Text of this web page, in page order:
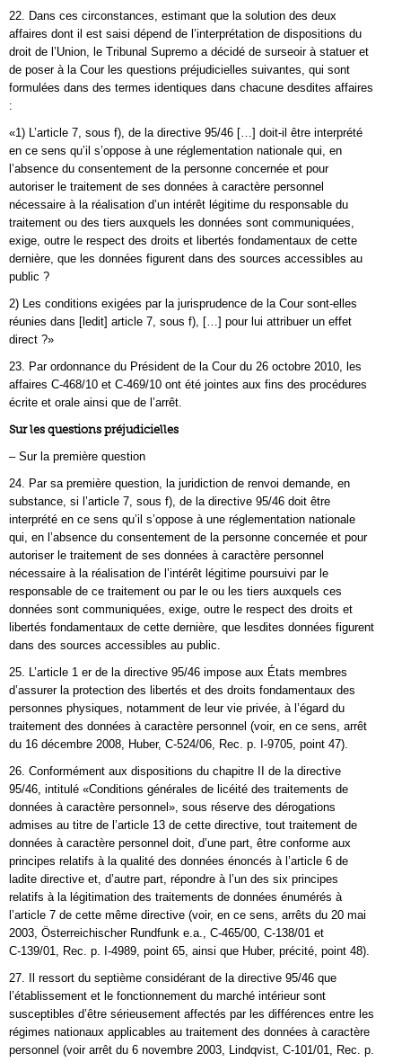
22. Dans ces circonstances, estimant que la solution des deux
affaires dont il est saisi dépend de l’interprétation de dispositions du
droit de l’Union, le Tribunal Supremo a décidé de surseoir à statuer et
de poser à la Cour les questions préjudicielles suivantes, qui sont
formulées dans des termes identiques dans chacune desdites affaires
:
«1) L’article 7, sous f), de la directive 95/46 […] doit-il être interprété
en ce sens qu’il s’oppose à une réglementation nationale qui, en
l’absence du consentement de la personne concernée et pour
autoriser le traitement de ses données à caractère personnel
nécessaire à la réalisation d’un intérêt légitime du responsable du
traitement ou des tiers auxquels les données sont communiquées,
exige, outre le respect des droits et libertés fondamentaux de cette
dernière, que les données figurent dans des sources accessibles au
public ?
2) Les conditions exigées par la jurisprudence de la Cour sont-elles
réunies dans [ledit] article 7, sous f), […] pour lui attribuer un effet
direct ?»
23. Par ordonnance du Président de la Cour du 26 octobre 2010, les
affaires C-468/10 et C-469/10 ont été jointes aux fins des procédures
écrite et orale ainsi que de l’arrêt.
Sur les questions préjudicielles
– Sur la première question
24. Par sa première question, la juridiction de renvoi demande, en
substance, si l’article 7, sous f), de la directive 95/46 doit être
interprété en ce sens qu’il s’oppose à une réglementation nationale
qui, en l’absence du consentement de la personne concernée et pour
autoriser le traitement de ses données à caractère personnel
nécessaire à la réalisation de l’intérêt légitime poursuivi par le
responsable de ce traitement ou par le ou les tiers auxquels ces
données sont communiquées, exige, outre le respect des droits et
libertés fondamentaux de cette dernière, que lesdites données figurent
dans des sources accessibles au public.
25. L’article 1 er de la directive 95/46 impose aux États membres
d’assurer la protection des libertés et des droits fondamentaux des
personnes physiques, notamment de leur vie privée, à l’égard du
traitement des données à caractère personnel (voir, en ce sens, arrêt
du 16 décembre 2008, Huber, C‑524/06, Rec. p. I‑9705, point 47).
26. Conformément aux dispositions du chapitre II de la directive
95/46, intitulé «Conditions générales de licéité des traitements de
données à caractère personnel», sous réserve des dérogations
admises au titre de l’article 13 de cette directive, tout traitement de
données à caractère personnel doit, d’une part, être conforme aux
principes relatifs à la qualité des données énoncés à l’article 6 de
ladite directive et, d’autre part, répondre à l’un des six principes
relatifs à la légitimation des traitements de données énumérés à
l’article 7 de cette même directive (voir, en ce sens, arrêts du 20 mai
2003, Österreichischer Rundfunk e.a., C‑465/00, C‑138/01 et
C‑139/01, Rec. p. I‑4989, point 65, ainsi que Huber, précité, point 48).
27. Il ressort du septième considérant de la directive 95/46 que
l’établissement et le fonctionnement du marché intérieur sont
susceptibles d’être sérieusement affectés par les différences entre les
régimes nationaux applicables au traitement des données à caractère
personnel (voir arrêt du 6 novembre 2003, Lindqvist, C‑101/01, Rec. p.